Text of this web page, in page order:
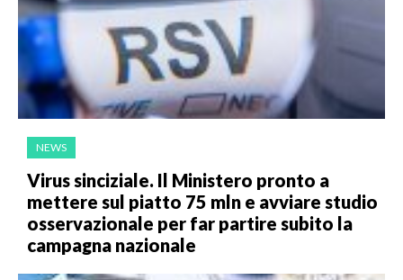
NEWS
Virus sinciziale. Il Ministero pronto a
mettere sul piatto 75 mln e avviare studio
osservazionale per far partire subito la
campagna nazionale